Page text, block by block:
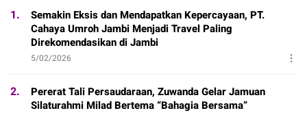
1.
Semakin Eksis dan Mendapatkan Kepercayaan, PT.
Cahaya Umroh Jambi Menjadi Travel Paling
Direkomendasikan di Jambi
5/02/2026
2.
Pererat Tali Persaudaraan, Zuwanda Gelar Jamuan
Silaturahmi Milad Bertema “Bahagia Bersama”